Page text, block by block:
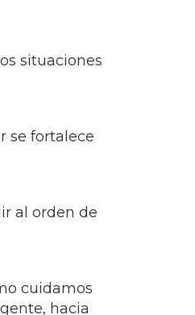
situaciones
se fortalece
al orden de
cuidamos
hacia